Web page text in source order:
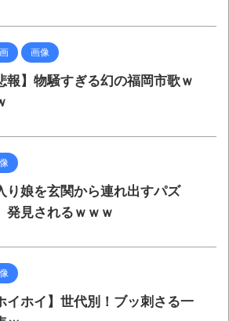
めこのデカさが規格外だったｗ
談でしょう、ファインマンさ
」発売
形で2400万円超えの美女、水着
周年ですがnoteに引っ越します
ーズン7 ファイナルシーズンの
の知らない世界」スタグル特
介されなかったJリーグ…なら
画像
報】物騒すぎる幻の福岡市歌ｗ
り娘を玄関から連れ出すパズ
発見されるｗｗｗ
イホイ】世代別！ブッ刺さる一